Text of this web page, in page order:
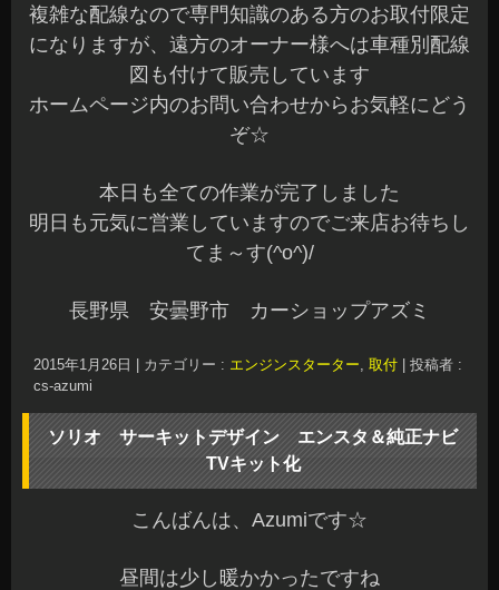
複雑な配線なので専門知識のある方のお取付限定
になりますが、遠方のオーナー様へは車種別配線
図も付けて販売しています
ホームページ内のお問い合わせからお気軽にどう
ぞ☆
本日も全ての作業が完了しました
明日も元気に営業していますのでご来店お待ちし
てま～す(^o^)/
長野県 安曇野市 カーショップアズミ
2015年1月26日 カテゴリー : エンジンスターター, 取付
投稿者 :
cs-azumi
ソリオ サーキットデザイン エンスタ＆純正ナビ
TVキット化
こんばんは、Azumiです☆
昼間は少し暖かかったですね